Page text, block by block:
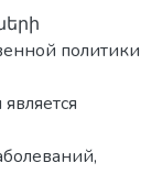
политики